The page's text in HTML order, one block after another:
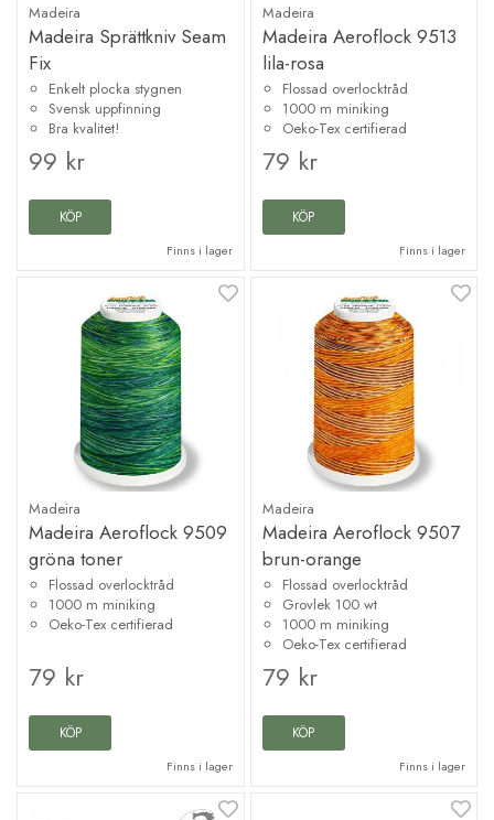
Madeira
Madeira Sprättkniv Seam
Fix
Enkelt plocka stygnen
Svensk uppfinning
Bra kvalitet!
99 kr
KÖP
Finns i lager
Madeira
Madeira Aeroflock 9513
lila-rosa
Flossad overlocktråd
1000 m miniking
Oeko-Tex certifierad
79 kr
KÖP
Finns i lager
Madeira
Madeira Aeroflock 9509
gröna toner
Flossad overlocktråd
1000 m miniking
Oeko-Tex certifierad
79 kr
KÖP
Finns i lager
Madeira
Madeira Aeroflock 9507
brun-orange
Flossad overlocktråd
Grovlek 100 wt
1000 m miniking
Oeko-Tex certifierad
79 kr
KÖP
Finns i lager